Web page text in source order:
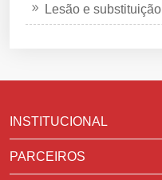
Lesão e substituição
INSTITUCIONAL
PARCEIROS